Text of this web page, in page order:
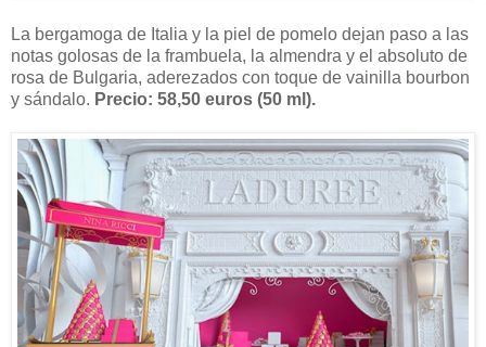
La bergamoga de Italia y la piel de pomelo dejan paso a las
notas golosas de la frambuela, la almendra y el absoluto de
rosa de Bulgaria, aderezados con toque de vainilla bourbon
y sándalo. Precio: 58,50 euros (50 ml).